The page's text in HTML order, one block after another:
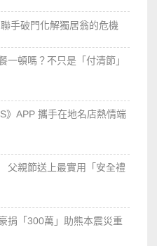
手破門化解獨居翁的危機
一頓嗎？不只是「付清節」
》APP 攜手在地名店熱情端
父親節送上最實用「安全禮
捐「300萬」助熊本震災重